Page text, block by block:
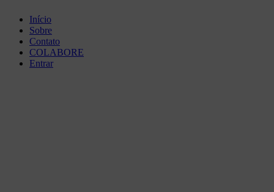
Início
Sobre
Contato
COLABORE
Entrar